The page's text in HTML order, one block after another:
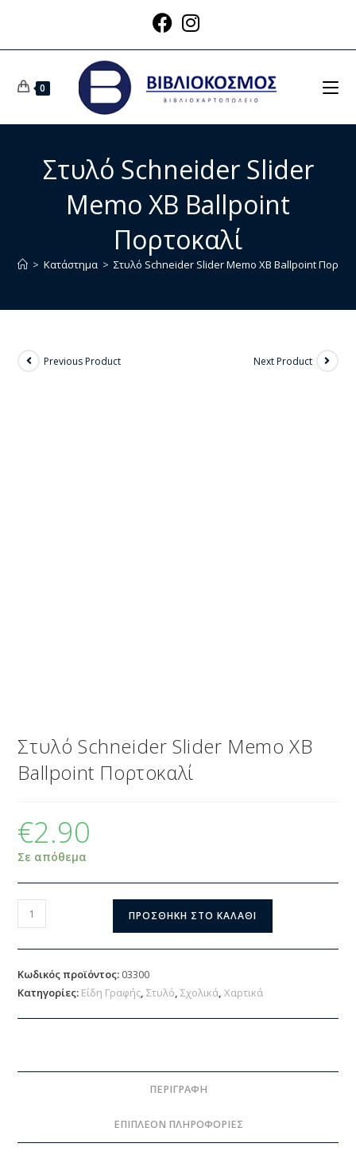
0
Στυλό Schneider Slider
Memo XB Ballpoint
Πορτοκαλί
> Κατάστημα > Στυλό Schneider Slider Memo XB Ballpoint
Previous Product Next Product
Στυλό Schneider Slider Memo XB
Ballpoint Πορτοκαλί
€2.90
Σε απόθεμα
ΠΡΟΣΘΉΚΗ ΣΤΟ ΚΑΛΆΘΙ
Κωδικός προϊόντος: 03300
Κατηγορίες: Είδη Γραφής,Στυλό,Σχολικά,Χαρτικά
ΠΕΡΙΓΡΑΦΉ
ΕΠΙΠΛΈΟΝ ΠΛΗΡΟΦΟΡΊΕΣ